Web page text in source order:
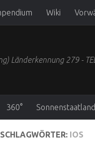
Wiki
Länderkennung 279 -
360° Sonnenstaatland
SCHLAGWÖRTER: IOS